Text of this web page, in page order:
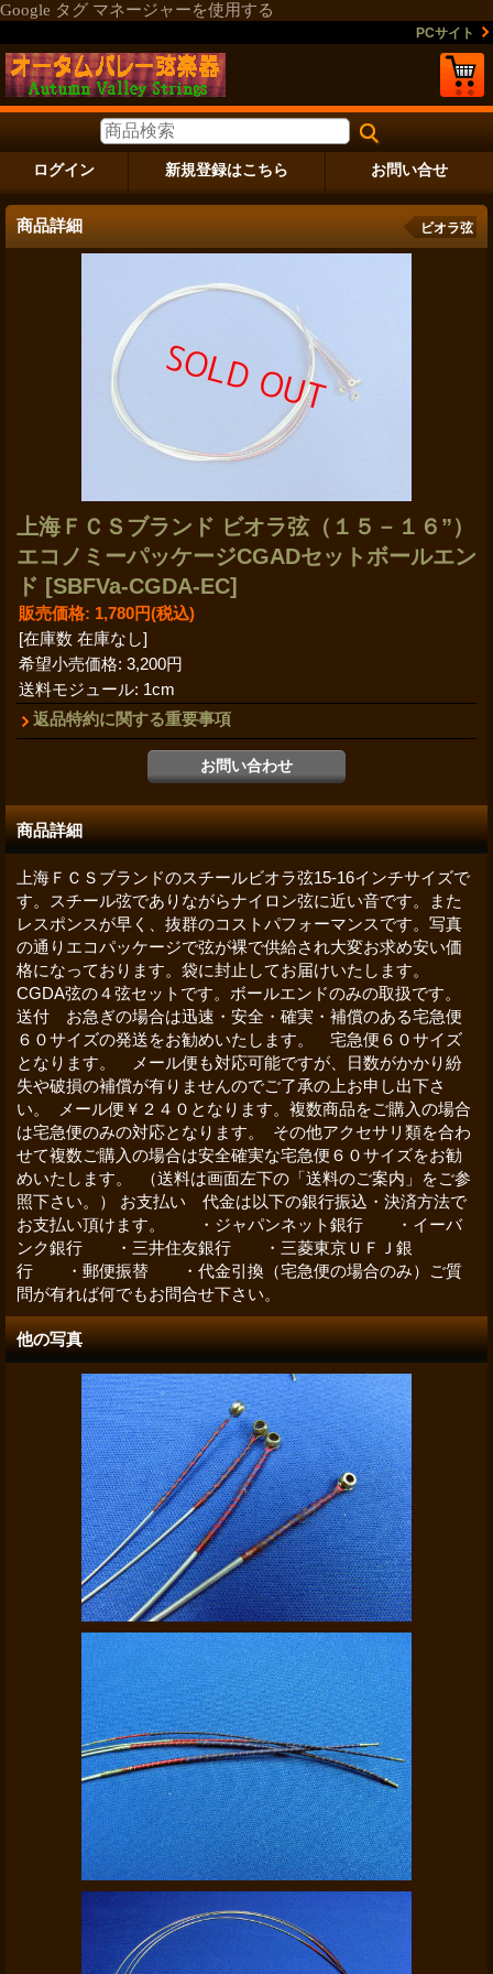
Google タグ マネージャーを使用する
PCサイト
ログイン 新規登録はこちら お問い合せ
商品詳細 ビオラ弦
上海ＦＣＳブランド ビオラ弦（１５－１６”）
エコノミーパッケージCGADセットボールエン
ド [SBFVa-CGDA-EC]
販売価格: 1,780円(税込)
[在庫数 在庫なし]
希望小売価格: 3,200円
送料モジュール: 1cm
返品特約に関する重要事項
商品詳細
上海ＦＣＳブランドのスチールビオラ弦15-16インチサイズで
す。スチール弦でありながらナイロン弦に近い音です。また
レスポンスが早く、抜群のコストパフォーマンスです。写真
の通りエコパッケージで弦が裸で供給され大変お求め安い価
格になっております。袋に封止してお届けいたします。
CGDA弦の４弦セットです。ボールエンドのみの取扱です。
送付 お急ぎの場合は迅速・安全・確実・補償のある宅急便
６０サイズの発送をお勧めいたします。 宅急便６０サイズ
となります。 メール便も対応可能ですが、日数がかかり紛
失や破損の補償が有りませんのでご了承の上お申し出下さ
い。 メール便￥２４０となります。複数商品をご購入の場合
は宅急便のみの対応となります。 その他アクセサリ類を合わ
せて複数ご購入の場合は安全確実な宅急便６０サイズをお勧
めいたします。 （送料は画面左下の「送料のご案内」をご参
照下さい。） お支払い 代金は以下の銀行振込・決済方法で
お支払い頂けます。 ・ジャパンネット銀行 ・イーバ
ンク銀行 ・三井住友銀行 ・三菱東京ＵＦＪ銀
行 ・郵便振替 ・代金引換（宅急便の場合のみ）ご質
問が有れば何でもお問合せ下さい。
他の写真